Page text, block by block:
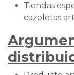
Tiendas
cazoletas